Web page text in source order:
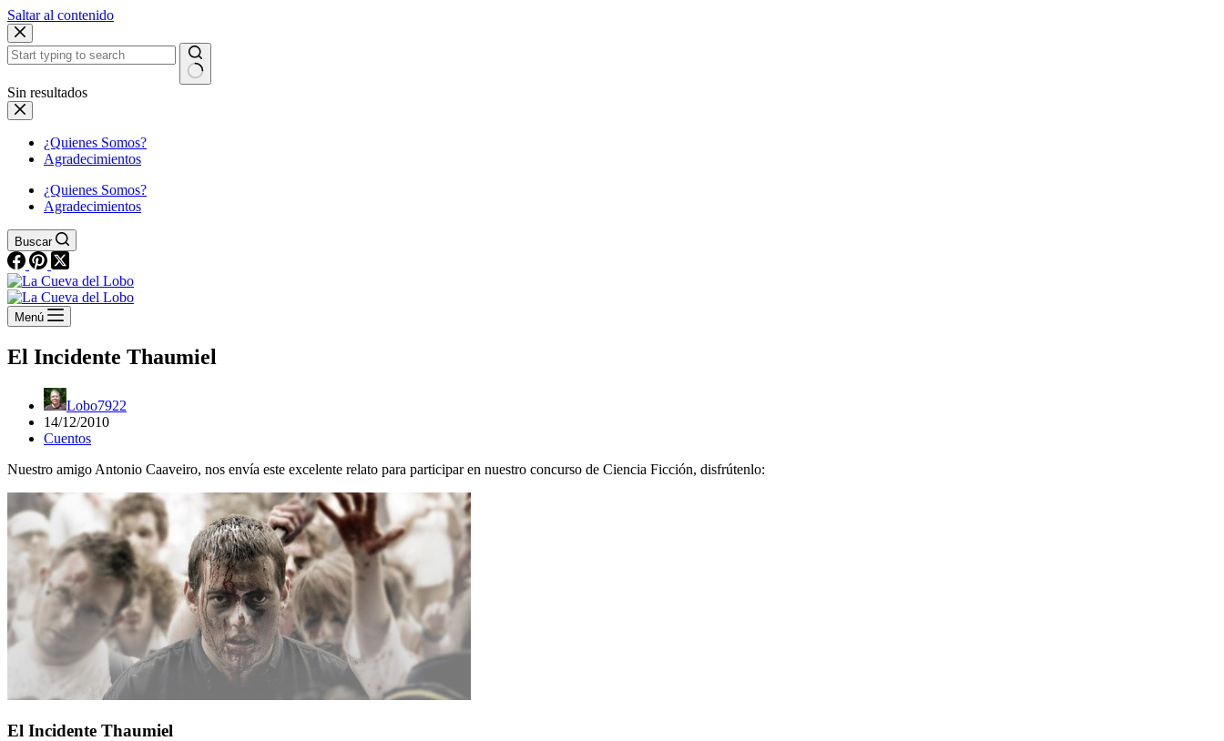
Saltar al contenido
Sin resultados
¿Quienes Somos?
Agradecimientos
¿Quienes Somos?
Agradecimientos
Buscar
Menú
El Incidente Thaumiel
Lobo7922
14/12/2010
Cuentos
Nuestro amigo Antonio Caaveiro, nos envía este excelente relato para participar en nuestro concurso de Ciencia Ficción, disfrútenlo:
El Incidente Thaumiel